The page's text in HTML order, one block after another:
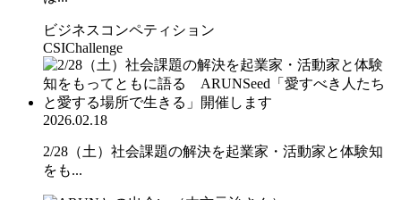
ビジネスコンペティション
CSIChallenge
2026.02.18
2/28（土）社会課題の解決を起業家・活動家と体験知
をも...